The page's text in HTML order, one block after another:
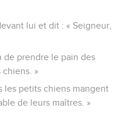
lui et dit : « Seigneur,
de prendre le pain des
»
les petits chiens mangent
de leurs maîtres. »